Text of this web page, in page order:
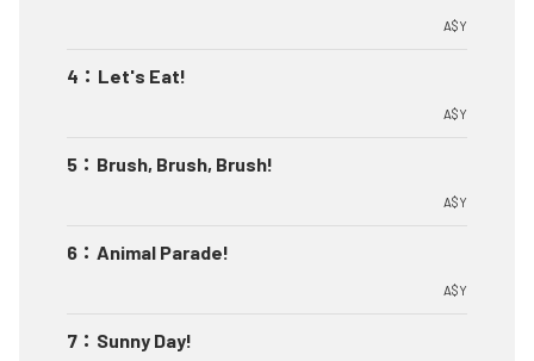
A$Y
4 ： Let's Eat!
A$Y
5 ： Brush, Brush, Brush!
A$Y
6 ： Animal Parade!
A$Y
7 ： Sunny Day!